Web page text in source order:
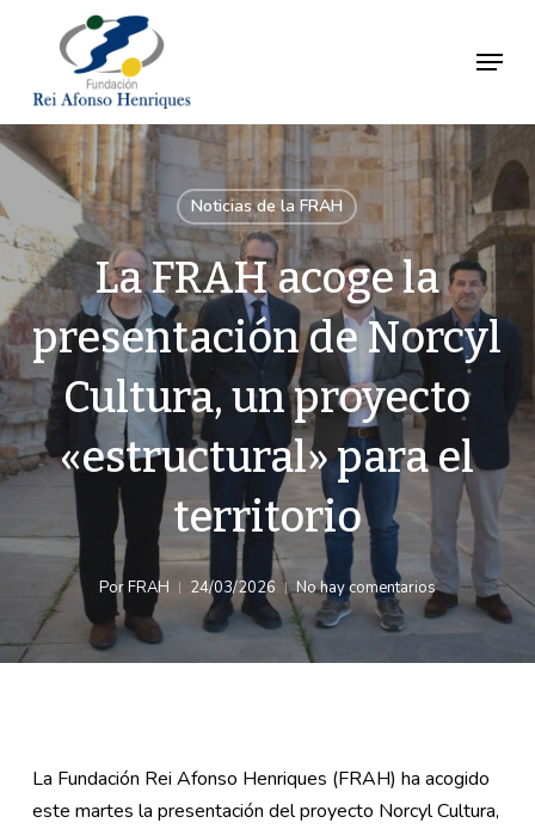
contenido
principal
Menú
Noticias de la FRAH
La FRAH acoge la
presentación de Norcyl
Cultura, un proyecto
«estructural» para el
territorio
PorFRAH 24/03/2026 No hay comentarios
La Fundación Rei Afonso Henriques (FRAH) ha acogido
este martes la presentación del proyecto Norcyl Cultura,
Close